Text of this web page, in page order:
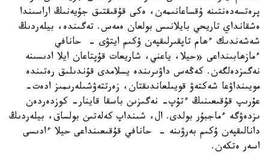
پرەتسەدەنتىنە ۇقساعانىمەن، ەكى قۇقىقتىق جۇيەنىڭ اراسىندا
ەشقانداي تاريحي بايلانىس بولعان ەمەس. تەگىندە، بيلەردىڭ
شەشەندىك ءھام تاپقىرلىقپەن ۇكىم ايتۋى - حانافي
ءمازھابىنداعى «حيلا، ياعني، شاريعات قۇپتاعان ايلا ادىسىنە
نەگىزدەلگەن. كەڭەس داۋىرىندە يسلامدى قۇندىلىق رەتىندە
مويىنداۋعا شەكتەۋ قويىلعاندىقتان، زەرتتەۋشىلەرىمىز ادەت-
عۇرىپ قۇقىعىنىڭ ءتۇپ- نەگىزىن باسقا قاينار- كوزدەردەن
ىزدەۋگە ءماجبۇر بولدى. ال، شىنداپ كەلەتىن بولساق، بيلەردىڭ
دانالىقپەن ۇكىم بەرۋىنە - حانافي قۇقىعىنداعى حيلا ءادىسى
اسەر ەتكەن.